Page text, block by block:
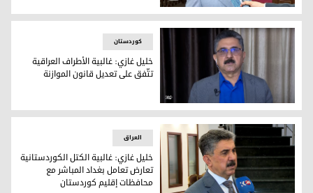
خليل غازي
خليل غازي
کوردستان
خليل غازي: غالبية الأطراف العراقية
تتّفق على تعديل قانون الموازنة
العراق
خليل غازي: غالبية الكتل الكوردستانية
تعارض تعامل بغداد المباشر مع
محافظات إقليم كوردستان